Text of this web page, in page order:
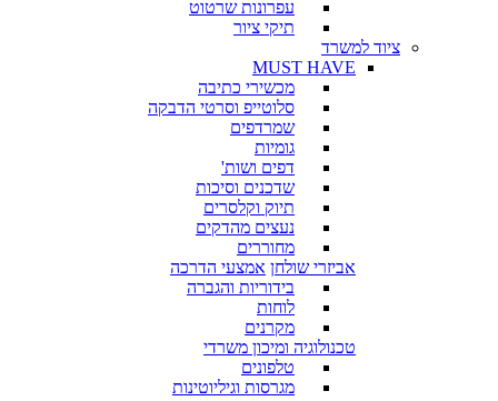
עפרונות שרטוט
תיקי ציור
ציוד למשרד
MUST HAVE
מכשירי כתיבה
סלוטייפ וסרטי הדבקה
שמרדפים
גומיות
דפים ושות'
שדכנים וסיכות
תיוק וקלסרים
נעצים מהדקים
מחוררים
אביזרי שולחן אמצעי הדרכה
בידוריות והגברה
לוחות
מקרנים
טכנולוגיה ומיכון משרדי
טלפונים
מגרסות וגיליוטינות